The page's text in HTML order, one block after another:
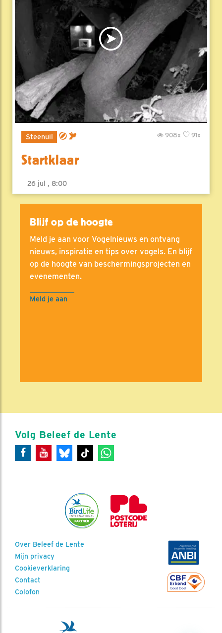
Steenuil 91x
908x
Startklaar
26 jul , 8:00
Blijf op de hoogte
Meld je aan voor Vogelnieuws en ontvang
nieuws, inspiratie en tips over vogels. En blijf
op de hoogte van beschermingsprojecten en
evenementen.
Meld je aan
Volg Beleef de Lente
Over Beleef de Lente
Mijn privacy
Cookieverklaring
Contact
Colofon